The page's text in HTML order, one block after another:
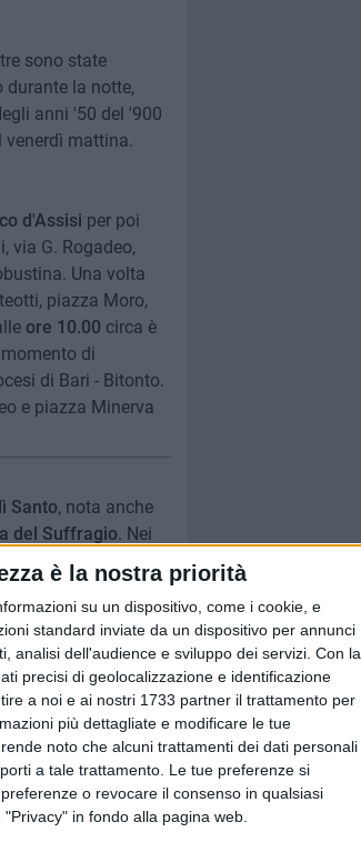
è la nostra priorità
su un dispositivo, come i cookie, e
standard inviate da un dispositivo per annunci
analisi dell'audience e sviluppo dei servizi. Con la
precisi di geolocalizzazione e identificazione
a noi e ai nostri 1733 partner il trattamento per
più dettagliate e modificare le tue
noto che alcuni trattamenti dei dati personali
a tale trattamento. Le tue preferenze si
o revocare il consenso in qualsiasi
in fondo alla pagina web.
sono state
la notte,
anni '50 del '900
mattina.
d'Assisi per poi
via G. Rogadeo,
Una volta
piazza Moro,
ore 10.00 circa è
di
di Bari - Bitonto.
e piazza Minerva
Santo, nota anche
del Suffragio. Nei
sfilano le immagini
passione, la
- ilLegno Santo,
cui interno sono
è
con i propri
e ai rappresentanti
Per questo la
della processione è